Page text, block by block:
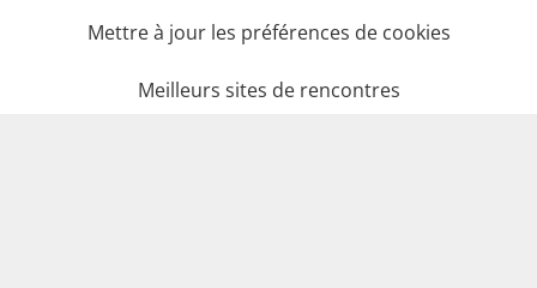
Mettre à jour les préférences de cookies
Meilleurs sites de rencontres